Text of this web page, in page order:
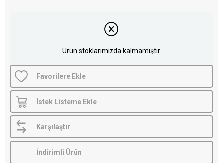
Ürün stoklarımızda kalmamıştır.
Favorilere Ekle
İstek Listeme Ekle
Karşılaştır
İndirimli Ürün